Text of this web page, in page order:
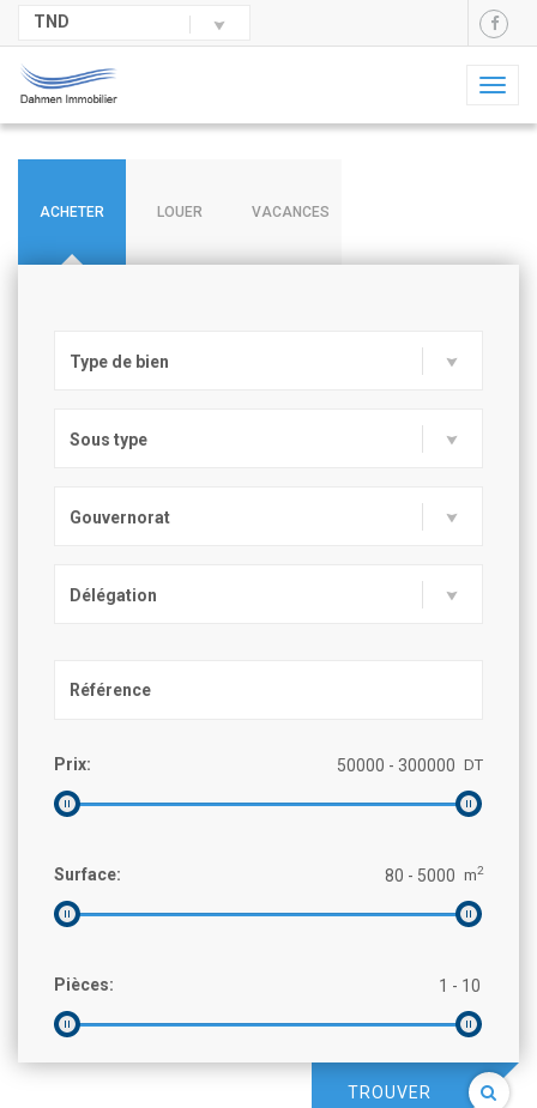
TND
ACHETER LOUER VACANCES
Type de bien
Sous type
Gouvernorat
Délégation
Prix: DT
Surface: m2
Pièces:
TROUVER